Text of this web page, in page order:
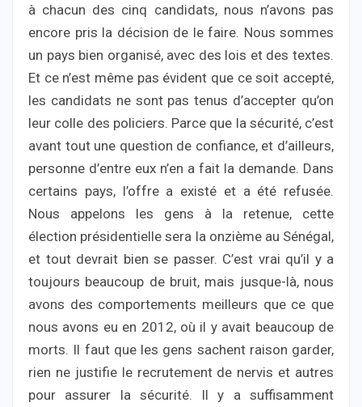
à chacun des cinq candidats, nous n’avons pas
encore pris la décision de le faire. Nous sommes
un pays bien organisé, avec des lois et des textes.
Et ce n’est même pas évident que ce soit accepté,
les candidats ne sont pas tenus d’accepter qu’on
leur colle des policiers. Parce que la sécurité, c’est
avant tout une question de confiance, et d’ailleurs,
personne d’entre eux n’en a fait la demande. Dans
certains pays, l’offre a existé et a été refusée.
Nous appelons les gens à la retenue, cette
élection présidentielle sera la onzième au Sénégal,
et tout devrait bien se passer. C’est vrai qu’il y a
toujours beaucoup de bruit, mais jusque-là, nous
avons des comportements meilleurs que ce que
nous avons eu en 2012, où il y avait beaucoup de
morts. Il faut que les gens sachent raison garder,
rien ne justifie le recrutement de nervis et autres
pour assurer la sécurité. Il y a suffisamment